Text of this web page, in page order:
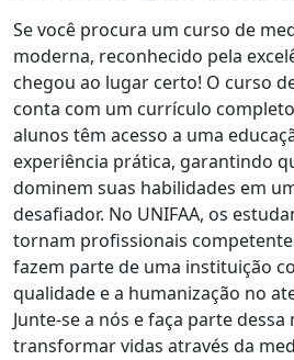
Se você procura um curso de
moderna, reconhecido pela
chegou ao lugar certo! O curso
conta com um currículo
alunos têm acesso a uma
experiência prática, garantindo
dominem suas habilidades em
desafiador. No UNIFAA, os
tornam profissionais
fazem parte de uma instituição
qualidade e a humanização no
Junte-se a nós e faça parte dessa
transformar vidas através da